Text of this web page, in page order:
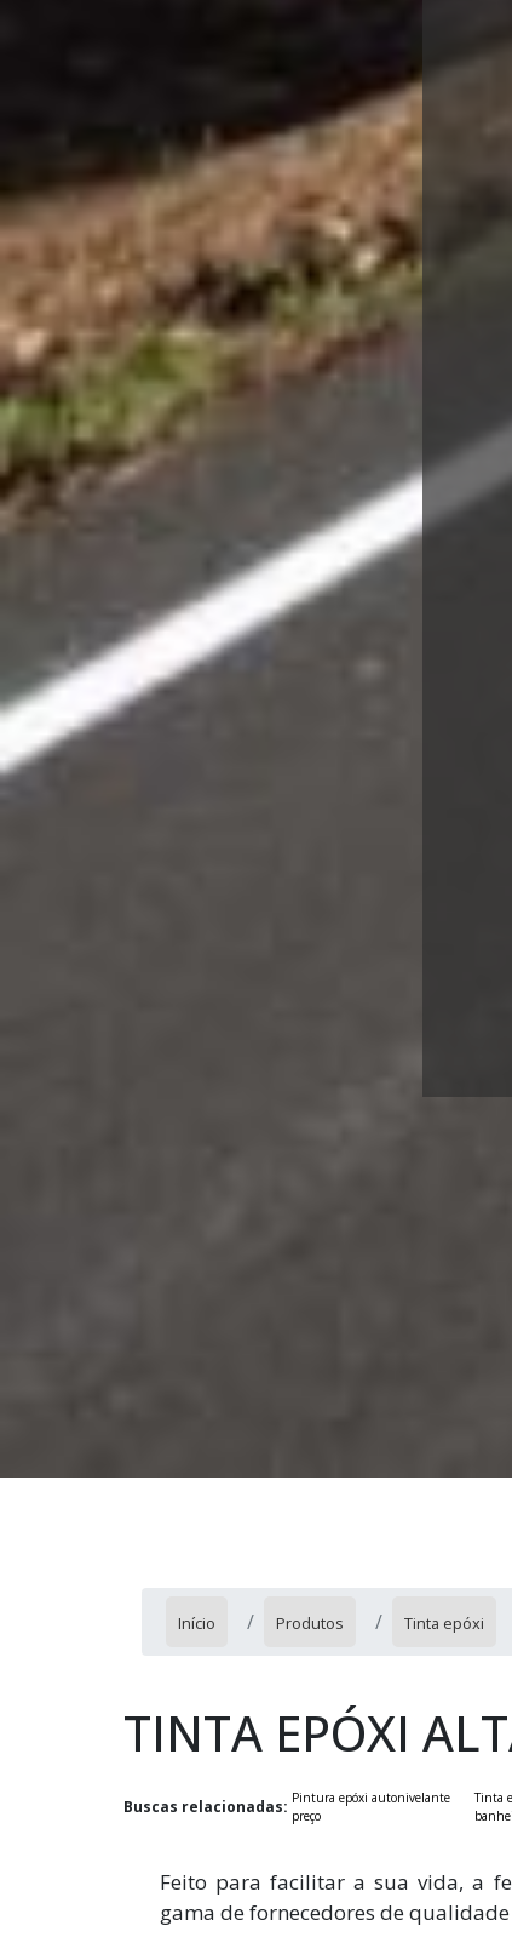
Início Produtos Tinta epóxi
TINTA EPÓXI
Buscas relacionadas: Pintura epóxi autonivelante
preço
Tinta
Feito para facilitar a sua vida, a
gama de fornecedores de